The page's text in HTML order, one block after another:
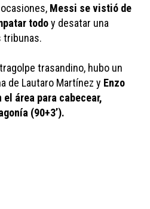
Messi se vistió de
todo y desatar una
tribunas.
trasandino, hubo un
de Lautaro Martínez y Enzo
área para cabecear,
(90+3’).